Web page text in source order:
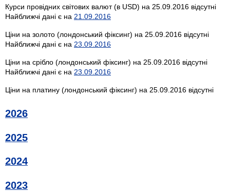
Курси провідних світових валют (в USD) на 25.09.2016 відсутні
Найближчі дані є на 21.09.2016
Ціни на золото (лондонський фіксинг) на 25.09.2016 відсутні
Найближчі дані є на 23.09.2016
Ціни на срібло (лондонський фіксинг) на 25.09.2016 відсутні
Найближчі дані є на 23.09.2016
Ціни на платину (лондонський фіксинг) на 25.09.2016 відсутні
2026
2025
2024
2023